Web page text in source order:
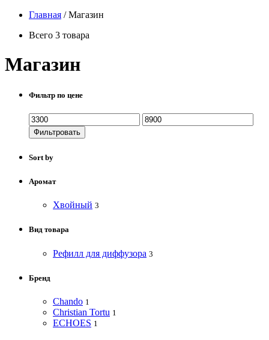
Главная /Магазин
Всего 3 товара
Магазин
Фильтр по цене
Фильтровать
Sort by
Аромат
Хвойный 3
Вид товара
Рефилл для диффузора 3
Бренд
Chando 1
Christian Tortu 1
ECHOES 1